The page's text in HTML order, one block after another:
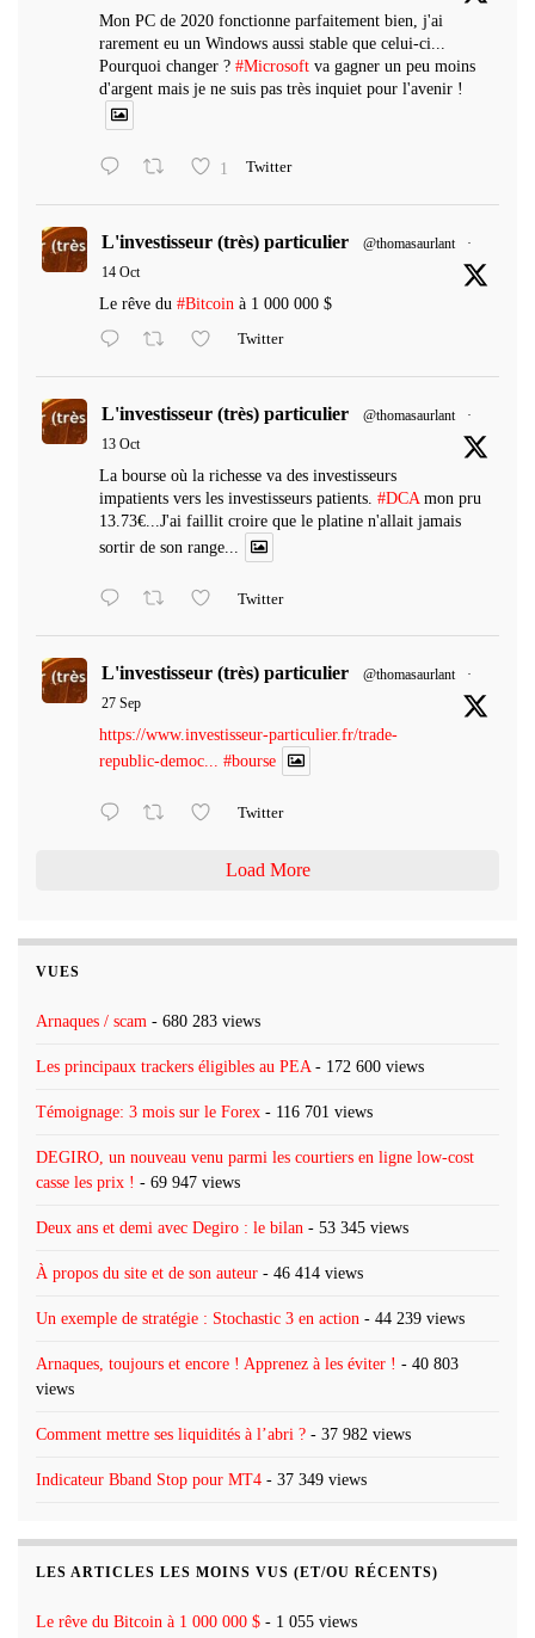
Mon PC de 2020 fonctionne parfaitement bien, j'ai
rarement eu un Windows aussi stable que celui-ci...
Pourquoi changer ? #Microsoft va gagner un peu moins
d'argent mais je ne suis pas très inquiet pour l'avenir !
1 Twitter
L'investisseur (très) particulier @thomasaurlant
·
14 Oct
Le rêve du #Bitcoin à 1 000 000 $
Twitter
L'investisseur (très) particulier @thomasaurlant
·
13 Oct
La bourse où la richesse va des investisseurs
impatients vers les investisseurs patients. #DCA mon pru
13.73€...J'ai faillit croire que le platine n'allait jamais
sortir de son range...
Twitter
L'investisseur (très) particulier @thomasaurlant
·
27 Sep
https://www.investisseur-particulier.fr/trade-
republic-democ... #bourse
Twitter
Load More
VUES
Arnaques / scam - 680 283 views
Les principaux trackers éligibles au PEA - 172 600 views
Témoignage: 3 mois sur le Forex - 116 701 views
DEGIRO, un nouveau venu parmi les courtiers en ligne low-cost
casse les prix ! - 69 947 views
Deux ans et demi avec Degiro : le bilan - 53 345 views
À propos du site et de son auteur - 46 414 views
Un exemple de stratégie : Stochastic 3 en action - 44 239 views
Arnaques, toujours et encore ! Apprenez à les éviter ! - 40 803
views
Comment mettre ses liquidités à l’abri ? - 37 982 views
Indicateur Bband Stop pour MT4 - 37 349 views
LES ARTICLES LES MOINS VUS (ET/OU RÉCENTS)
Le rêve du Bitcoin à 1 000 000 $ - 1 055 views